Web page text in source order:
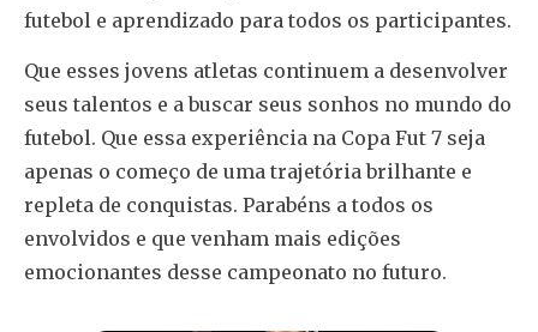
futebol e aprendizado para todos os participantes.
Que esses jovens atletas continuem a desenvolver
seus talentos e a buscar seus sonhos no mundo do
futebol. Que essa experiência na Copa Fut 7 seja
apenas o começo de uma trajetória brilhante e
repleta de conquistas. Parabéns a todos os
envolvidos e que venham mais edições
emocionantes desse campeonato no futuro.